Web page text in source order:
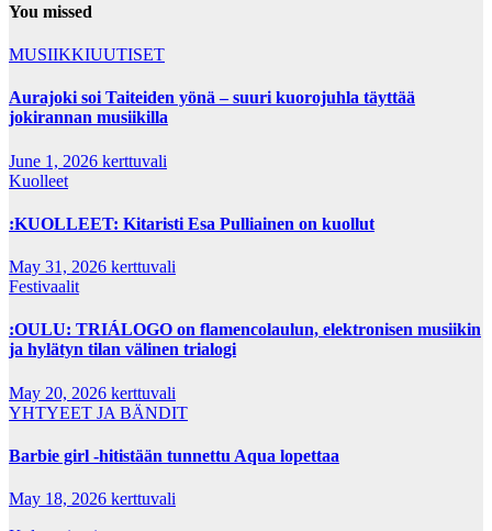
You missed
MUSIIKKIUUTISET
Aurajoki soi Taiteiden yönä – suuri kuorojuhla täyttää
jokirannan musiikilla
June 1, 2026 kerttuvali
Kuolleet
:KUOLLEET: Kitaristi Esa Pulliainen on kuollut
May 31, 2026 kerttuvali
Festivaalit
:OULU: TRIÁLOGO on flamencolaulun, elektronisen musiikin
ja hylätyn tilan välinen trialogi
May 20, 2026 kerttuvali
YHTYEET JA BÄNDIT
Barbie girl -hitistään tunnettu Aqua lopettaa
May 18, 2026 kerttuvali